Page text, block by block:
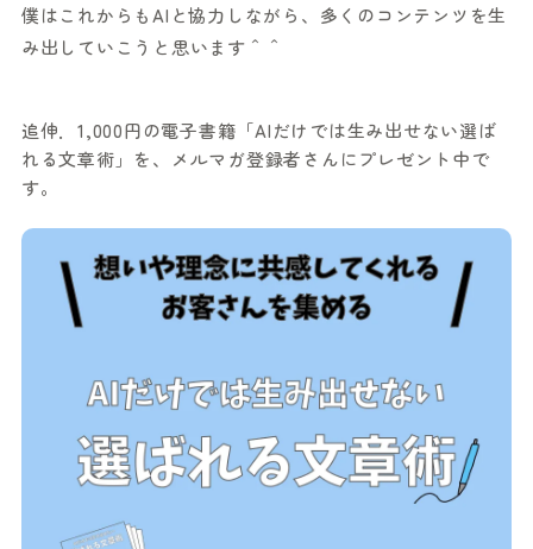
僕はこれからもAIと協力しながら、多くのコンテンツを生
み出していこうと思います＾＾
追伸．1,000円の電子書籍「AIだけでは生み出せない選ば
れる文章術」を、メルマガ登録者さんにプレゼント中で
す。